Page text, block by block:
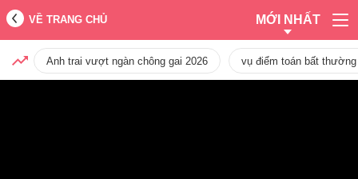
VỀ TRANG CHỦ MỚI NHẤT
Anh trai vượt ngàn chông gai 2026 vụ điểm toán bất